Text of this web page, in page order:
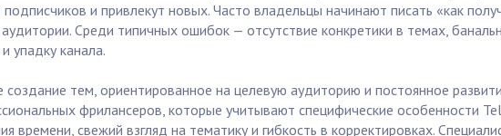
и привлекут новых. Часто владельцы начинают писать «как
Среди типичных ошибок — отсутствие конкретики в темах,
упадку канала.
тем, ориентированное на целевую аудиторию и постоянное
фрилансеров, которые учитывают специфические особенности
свежий взгляд на тематику и гибкость в корректировках.